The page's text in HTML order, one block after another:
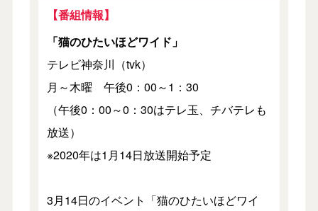
【番組情報】
「猫のひたいほどワイド」
テレビ神奈川（tvk）
月～木曜 午後0：00～1：30
（午後0：00～0：30はテレ玉、チバテレも
放送）
※2020年は1月14日放送開始予定
3月14日のイベント「猫のひたいほどワイ